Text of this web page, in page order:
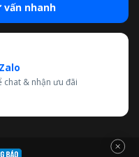
nhanh
chat & nhận ưu đãi